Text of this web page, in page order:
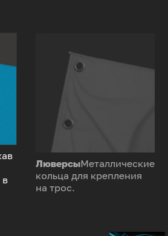
ЛюверсыМеталлические
кольца для крепления
на трос.